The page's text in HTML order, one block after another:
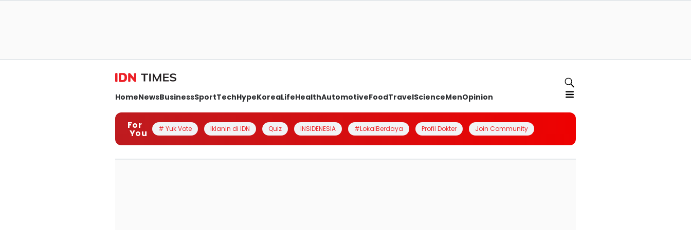
HomeNewsBusinessSportTechHypeKoreaLifeHealthAutomotiveFoodTravelScienceMenOpinion
For
You # Yuk Vote Iklanin di IDN Quiz INSIDENESIA #LokalBerdaya Profil Dokter Join Community